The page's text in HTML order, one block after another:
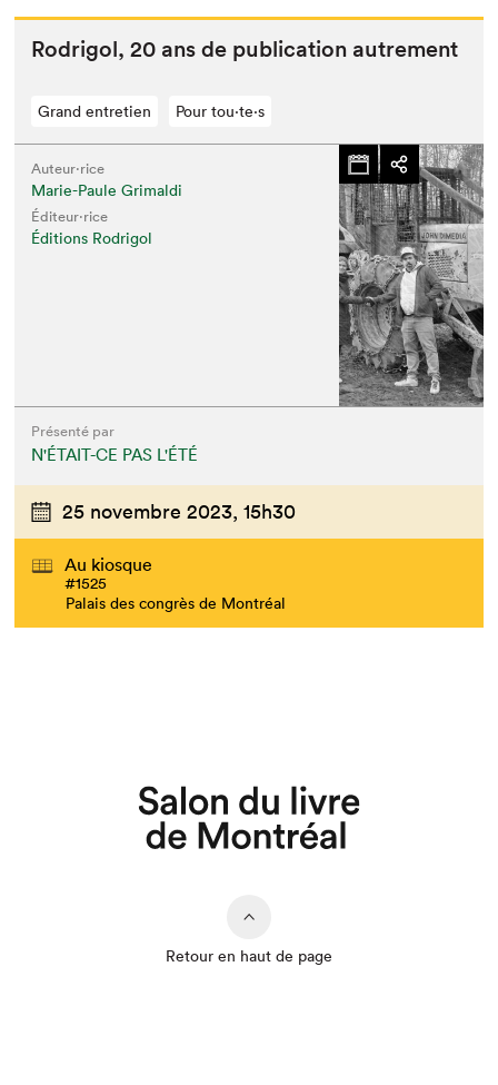
Rodrigol,20 ans de pub­li­ca­tion autrement
Grand entretien Pour tou⋅te⋅s
Auteur·rice
Marie-Paule Grimaldi
Éditeur·rice
Éditions Rodrigol
Présenté par
N'ÉTAIT-CE PAS L'ÉTÉ
25 novembre 2023, 15h30
Au kiosque
#1525
Palais des congrès de Montréal
Retour en haut de page